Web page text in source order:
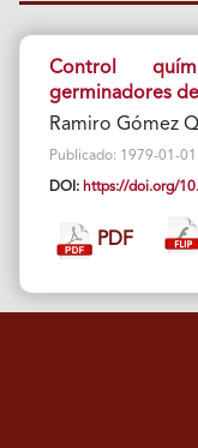
Control
germinadores
Ramiro Gómez
Publicado: 1979-01-
DOI: https://doi.org/
PDF